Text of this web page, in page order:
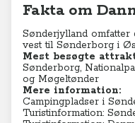
Fakta om
Sønderjylland omfatter
vest til Sønderborg i
Mest besøgte
Sønderborg,
og Møgeltønder
Mere information:
Campingpladser i
Turistinformation: